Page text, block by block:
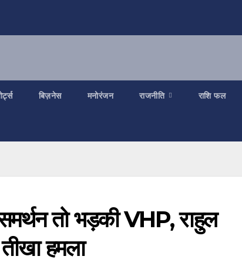
बिज़नेस मनोरंजन राजनीति राशि फल
तो भड़की VHP, राहुल
हमला